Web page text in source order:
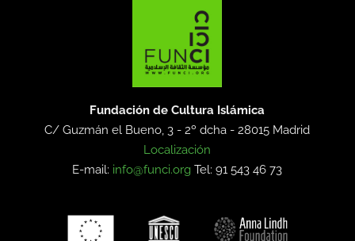
Fundación de Cultura Islámica
C/ Guzmán el Bueno, 3 - 2º dcha -28015 Madrid
Localización
E-mail: info@funci.org Tel: 91 543 46 73